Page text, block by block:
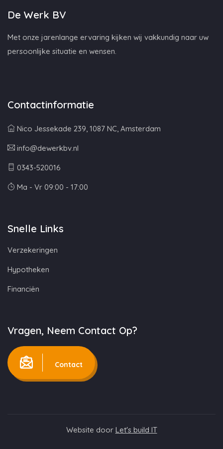
De Werk BV
Met onze jarenlange ervaring kijken wij vakkundig naar uw
persoonlijke situatie en wensen.
Contactinformatie
Nico Jessekade 239, 1087 NC, Amsterdam
info@dewerkbv.nl
0343-520016
Ma - Vr 09:00 - 17:00
Snelle Links
Verzekeringen
Hypotheken
Financiën
Vragen, Neem Contact Op?
Contact
Website door Let's build IT